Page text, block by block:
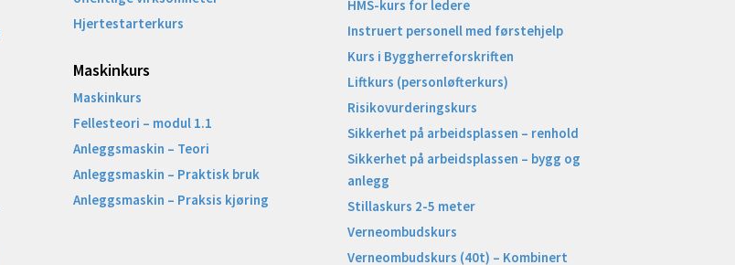
Hjertestarterkurs
Maskinkurs
Maskinkurs
Fellesteori – modul 1.1
Anleggsmaskin – Teori
Anleggsmaskin – Praktisk bruk
Anleggsmaskin – Praksis kjøring
HMS-kurs for ledere
Instruert personell med førstehjelp
Kurs i Byggherreforskriften
Liftkurs (personløfterkurs)
Risikovurderingskurs
Sikkerhet på arbeidsplassen – renhold
Sikkerhet på arbeidsplassen – bygg og
anlegg
Stillaskurs 2-5 meter
Verneombudskurs
Verneombudskurs (40t) – Kombinert